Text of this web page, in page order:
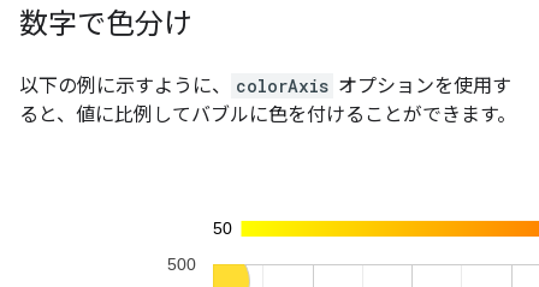
数字で色分け
以下の例に示すように、 colorAxis オプションを使用す
ると、値に比例してバブルに色を付けることができます。